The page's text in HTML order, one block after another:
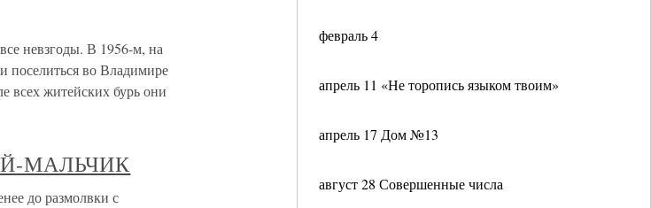
февраль 4
апрель 11 «Не торопись языком твоим»
апрель 17 Дом №13
август 28 Совершенные числа
невзгоды. В 1956-м, на
поселиться во Владимире
всех житейских бурь они
МАЛЬЧИК
до размолвки с